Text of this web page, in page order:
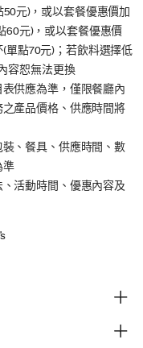
元)，或以套餐優惠價加
60元)，或以套餐優惠價
單點70元)；若飲料選擇低
容恕無法更換
供應為準，僅限餐廳內
產品價格、供應時間將
、餐具、供應時間、數
準​
活動時間、優惠內容及